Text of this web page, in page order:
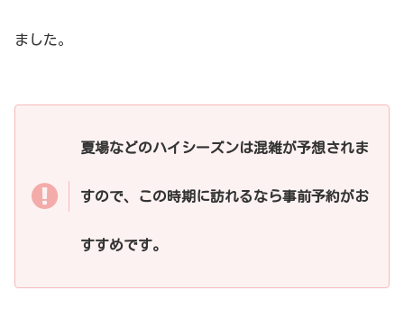
ました。
夏場などのハイシーズンは混雑が予想されま
すので、この時期に訪れるなら事前予約がお
すすめです。